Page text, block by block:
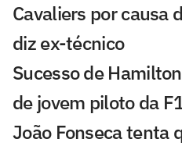
Cavaliers por causa
diz ex-técnico
Sucesso de
de jovem piloto da
João Fonseca tenta